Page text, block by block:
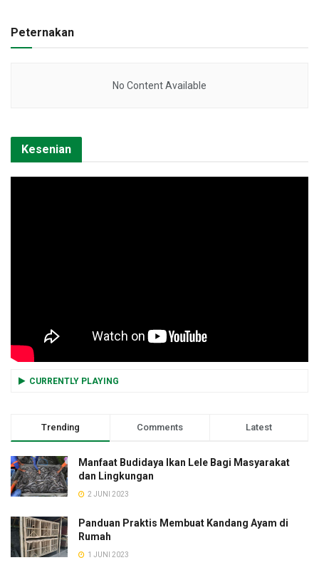
Peternakan
No Content Available
Kesenian
CURRENTLY PLAYING
Trending Comments Latest
Manfaat Budidaya Ikan Lele Bagi Masyarakat
dan Lingkungan
2 JUNI 2023
Panduan Praktis Membuat Kandang Ayam di
Rumah
1 JUNI 2023